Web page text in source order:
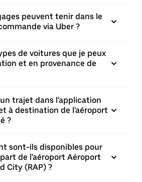
peuvent tenir dans le
via Uber ?
de voitures que je peux
et en provenance de
trajet dans l'application
à destination de l'aéroport
?
sont-ils disponibles pour
de l'aéroport Aéroport
City (RAP) ?